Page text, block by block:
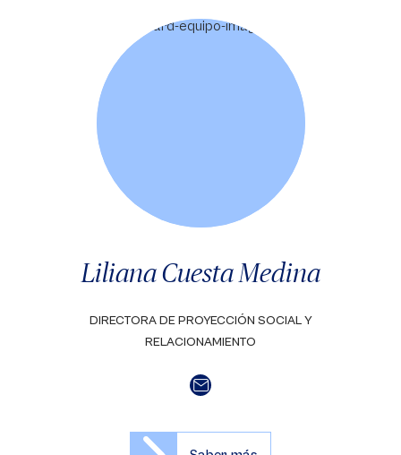
Liliana Cuesta Medina
DIRECTORA DE PROYECCIÓN SOCIAL Y
RELACIONAMIENTO